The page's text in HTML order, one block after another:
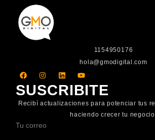
1154950176
hola@gmodigital.com
F
a
c
e
o
I
n
s
t
g
m
L
i
n
k
d
Y
o
u
t
b
e
SUSCRIBITE
Recibí actualizaciones para potenciar tus
haciendo crecer tu negocio.
Tu correo